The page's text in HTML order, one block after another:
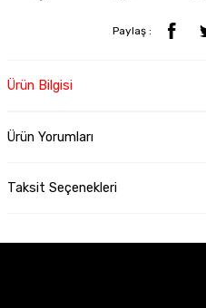
Paylaş :
Ürün Bilgisi
Ürün Yorumları
Taksit Seçenekleri